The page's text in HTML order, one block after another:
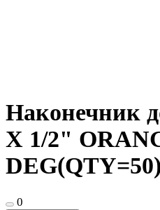
Наконечник
X 1/2"
DEG(QTY=50)
0